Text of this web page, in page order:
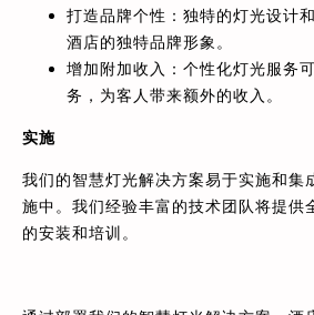
打造品牌个性：独特的灯光设计
酒店的独特品牌形象。
增加附加收入：个性化灯光服务
务，为客人带来额外的收入。
实施
我们的智慧灯光解决方案易于实施和集
施中。我们经验丰富的技术团队将提供
的安装和培训。